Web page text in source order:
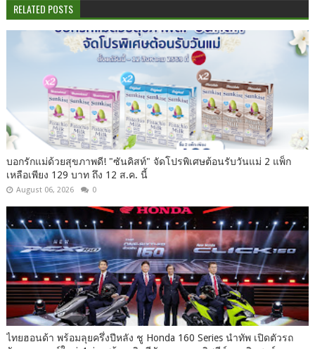
RELATED POSTS
บอกรักแม่ด้วยสุขภาพดี! "ซันคิสท์" จัดโปรพิเศษต้อนรับวันแม่ 2 แพ็ก
เหลือเพียง 129 บาท ถึง 12 ส.ค. นี้
August 06, 2026 0
ไทยฮอนด้า พร้อมลุยครึ่งปีหลัง ชู Honda 160 Series นำทัพ เปิดตัวรถ